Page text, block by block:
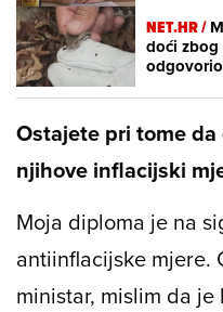
NET.HR /
doći zbog
Ostajete pri tome
njihove inflacijski
Moja diploma je na
antiinflacijske mjere.
ministar, mislim da